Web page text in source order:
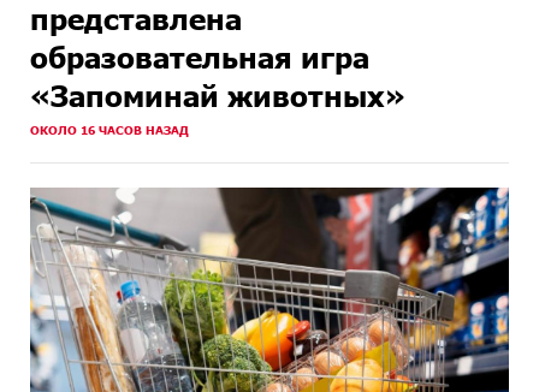
представлена
образовательная игра
«Запоминай животных»
ОКОЛО 16 ЧАСОВ НАЗАД